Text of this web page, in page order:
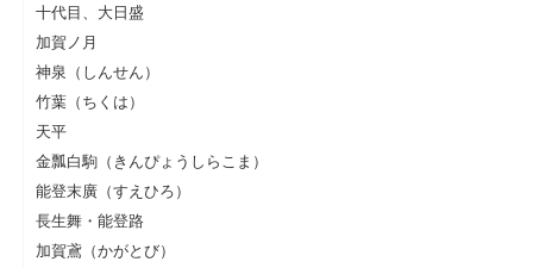
十代目、大日盛
加賀ノ月
神泉（しんせん）
竹葉（ちくは）
天平
金瓢白駒（きんぴょうしらこま）
能登末廣（すえひろ）
長生舞・能登路
加賀鳶（かがとび）